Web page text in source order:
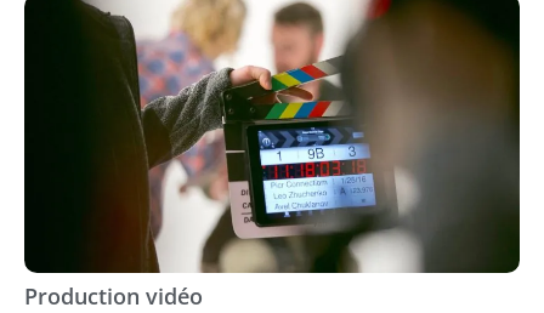
Production vidéo